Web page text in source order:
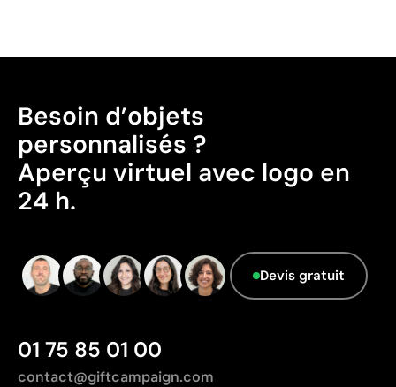
Besoin d’objets
personnalisés ?
Aperçu virtuel avec logo en
24 h.
Devis gratuit
01 75 85 01 00
contact@giftcampaign.com